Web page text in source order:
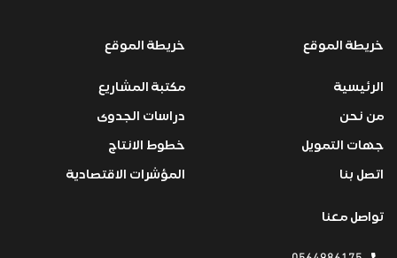
خريطة الموقع
الرئيسية
من نحن
جهات التمويل
اتصل بنا
خريطة الموقع
مكتبة المشاريع
دراسات الجدوى
خطوط الانتاج
المؤشرات الاقتصادية
تواصل معنا